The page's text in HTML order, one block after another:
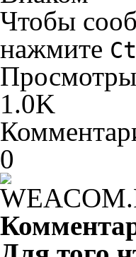
Чтобы
нажмите
Просмотры
1.0K
0